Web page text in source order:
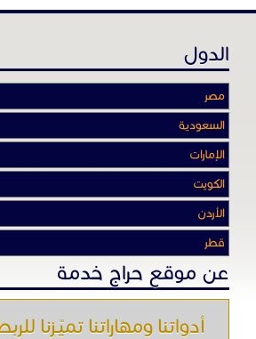
عن موقع حراج خدمة
أدواتنا ومهاراتنا تميّـزنا
والشـاري بشكل مجاني
والخـدمـات أينمـــا أرادوا
تصفح في الموقع
الرئيسية
شروط الاستخدام
اتصل